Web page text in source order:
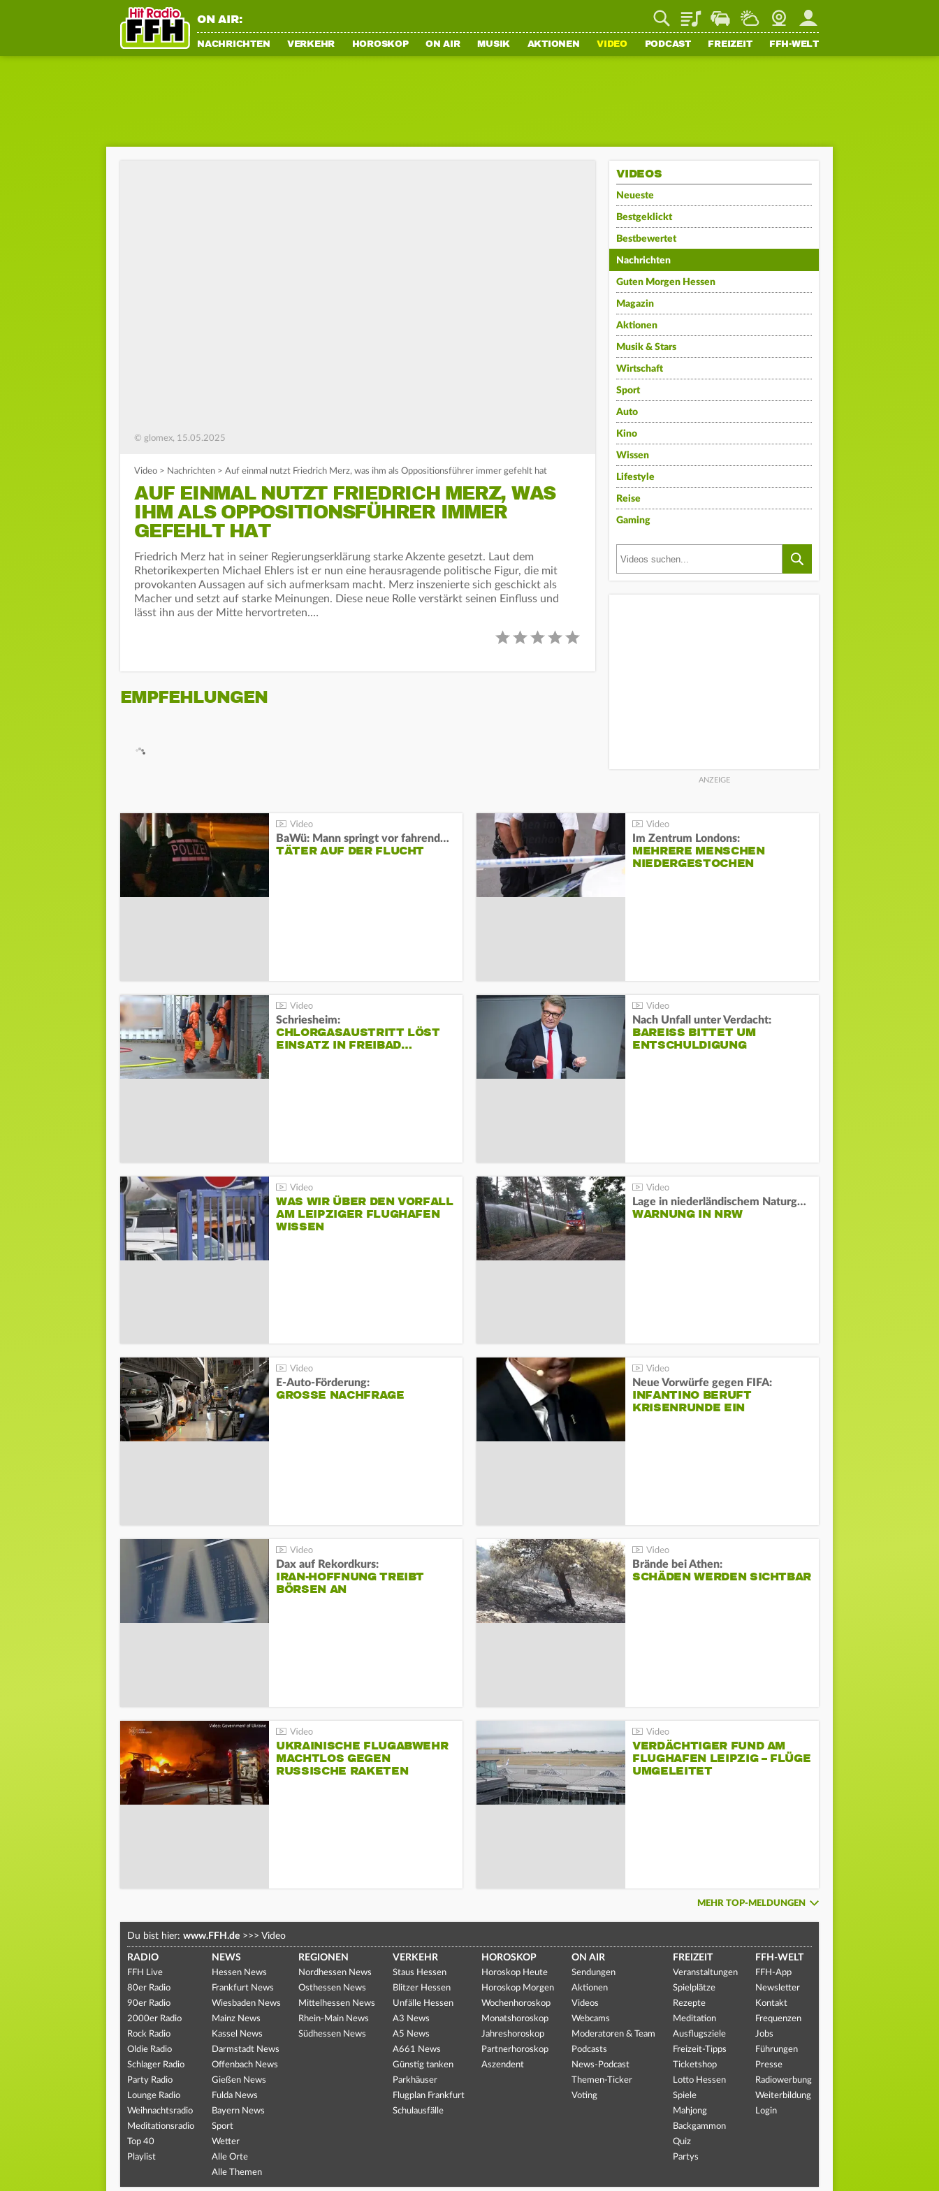
ON AIR: PlaylistStaupilotWetterWebcamMein FFH
NACHRICHTEN VERKEHR HOROSKOP ON AIR MUSIK AKTIONEN VIDEO PODCAST FREIZEIT FFH-WELT
© glomex, 15.05.2025
Video > Nachrichten > Auf einmal nutzt Friedrich Merz, was ihm als Oppositionsführer immer gefehlt hat
AUF EINMAL NUTZT FRIEDRICH MERZ, WAS
IHM ALS OPPOSITIONSFÜHRER IMMER
GEFEHLT HAT
Friedrich Merz hat in seiner Regierungserklärung starke Akzente gesetzt. Laut dem
Rhetorikexperten Michael Ehlers ist er nun eine herausragende politische Figur, die mit
provokanten Aussagen auf sich aufmerksam macht. Merz inszenierte sich geschickt als
Macher und setzt auf starke Meinungen. Diese neue Rolle verstärkt seinen Einfluss und
lässt ihn aus der Mitte hervortreten.…
EMPFEHLUNGEN
VIDEOS
Neueste
Bestgeklickt
Bestbewertet
Nachrichten
Guten Morgen Hessen
Magazin
Aktionen
Musik & Stars
Wirtschaft
Sport
Auto
Kino
Wissen
Lifestyle
Reise
Gaming
BaWü: Mann springt vor fahrendes Auto und schießt
TÄTER AUF DER FLUCHT
Im Zentrum Londons:
MEHRERE MENSCHEN
NIEDERGESTOCHEN
Schriesheim:
CHLORGASAUSTRITT LÖST
EINSATZ IN FREIBAD…
Nach Unfall unter Verdacht:
BAREISS BITTET UM E
NTSCHULDIGUNG
WAS WIR ÜBER DEN VORFALL
AM LEIPZIGER FLUGHAFEN
WISSEN
Lage in niederländischem Naturgebiet stabil
WARNUNG IN NRW
E-Auto-Förderung:
GROSSE NACHFRAGE
Neue Vorwürfe gegen FIFA:
INFANTINO BERUFT
KRISENRUNDE EIN
Dax auf Rekordkurs:
IRAN-HOFFNUNG TREIBT
BÖRSEN AN
Brände bei Athen:
SCHÄDEN WERDEN SICHTBAR
UKRAINISCHE FLUGABWEHR
MACHTLOS GEGEN
RUSSISCHE RAKETEN
VERDÄCHTIGER FUND AM
FLUGHAFEN LEIPZIG – FLÜGE
UMGELEITET
MEHR TOP-MELDUNGEN
Du bist hier: www.FFH.de >>> Video
RADIO
FFH Live
80er Radio
90er Radio
2000er Radio
Rock Radio
Oldie Radio
Schlager Radio
Party Radio
Lounge Radio
Weihnachtsradio
Meditationsradio
Top 40
Playlist
NEWS
Hessen News
Frankfurt News
Wiesbaden News
Mainz News
Kassel News
Darmstadt News
Offenbach News
Gießen News
Fulda News
Bayern News
Sport
Wetter
Alle Orte
Alle Themen
REGIONEN
Nordhessen News
Osthessen News
Mittelhessen News
Rhein-Main News
Südhessen News
VERKEHR
Staus Hessen
Blitzer Hessen
Unfälle Hessen
A3 News
A5 News
A661 News
Günstig tanken
Parkhäuser
Flugplan Frankfurt
Schulausfälle
HOROSKOP
Horoskop Heute
Horoskop Morgen
Wochenhoroskop
Monatshoroskop
Jahreshoroskop
Partnerhoroskop
Aszendent
ON AIR
Sendungen
Aktionen
Videos
Webcams
Moderatoren & Team
Podcasts
News-Podcast
Themen-Ticker
Voting
FREIZEIT
Veranstaltungen
Spielplätze
Rezepte
Meditation
Ausflugsziele
Freizeit-Tipps
Ticketshop
Lotto Hessen
Spiele
Mahjong
Backgammon
Quiz
Partys
FFH-WELT
FFH-App
Newsletter
Kontakt
Frequenzen
Jobs
Führungen
Presse
Radiowerbung
Weiterbildung
Login